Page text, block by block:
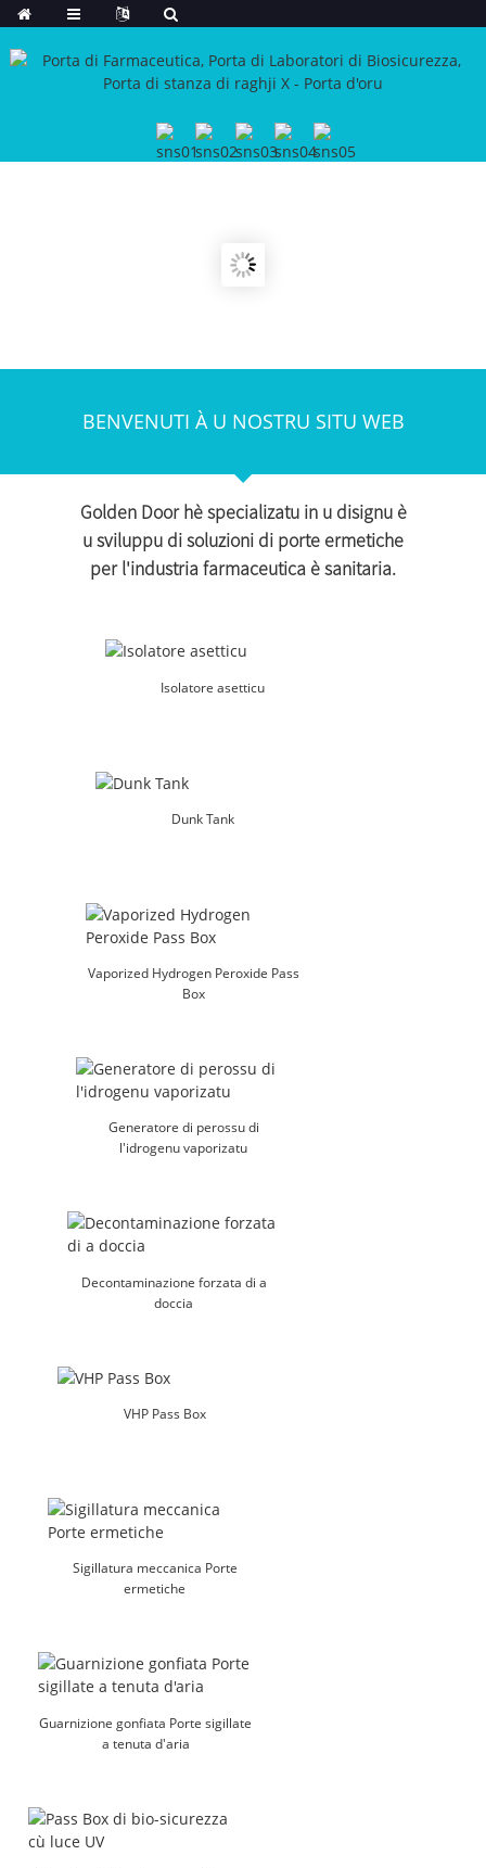
BENVENUTI À U NOSTRU SITU WEB
Golden Door hè specializatu in u disignu è
u sviluppu di soluzioni di porte ermetiche
per l'industria farmaceutica è sanitaria.
Isolatore asetticu
Dunk Tank
Vaporized Hydrogen Peroxide Pass
Box
Generatore di perossu di
l'idrogenu vaporizatu
Decontaminazione forzata di a
doccia
VHP Pass Box
Sigillatura meccanica Porte
ermetiche
Guarnizione gonfiata Porte sigillate
a tenuta d'aria